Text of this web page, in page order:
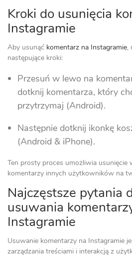
Kroki do usunięcia
Instagramie
Aby usunąć komentarz na Instagramie,
następujące kroki:
Przesuń w lewo na
dotknij komentarza, który
przytrzymaj (Android).
Następnie dotknij ikonkę
(Android & iPhone).
Ten prosty proces umożliwia usunięcie
komentarzy innych użytkowników na
Najczęstsze pytania
usuwania
Instagramie
Usuwanie komentarzy na Instagramie
zarządzania treściami i interakcją z